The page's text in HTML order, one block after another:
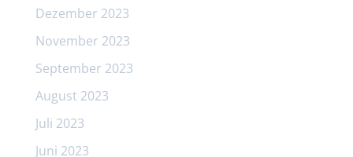
Dezember 2023
November 2023
September 2023
August 2023
Juli 2023
Juni 2023